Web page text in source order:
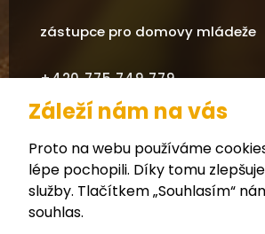
zástupce pro domovy mládeže
+420 775 749 779
mestecky.ladislav@cza-hu.cz
Záleží nám na vás
Proto na webu používáme
lépe pochopili. Díky tomu
služby. Tlačítkem „Souhlasím“
souhlas.